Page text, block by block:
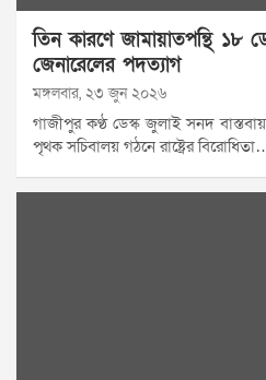
তিন কারণে জামায়াতপন্থি ১৮
জেনারেলের পদত্যাগ
মঙ্গলবার, ২৩ জুন ২০২৬
গাজীপুর কণ্ঠ ডেস্ক জুলাই সনদ
পৃথক সচিবালয় গঠনে রাষ্ট্রের